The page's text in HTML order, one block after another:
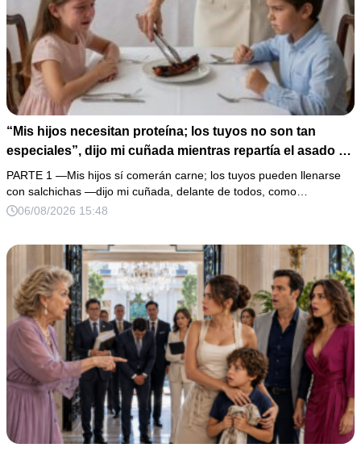
“Mis hijos necesitan proteína; los tuyos no son tan
especiales”, dijo mi cuñada mientras repartía el asado y
hacía llorar a mi hija. Mi esposo me pidió que no armara
un escándalo, así que guardé silencio, terminé un pastel
de boda de 8,000 pesos y coloqué sobre la mesa un
PARTE 1 —Mis hijos sí comerán carne; los tuyos pueden llenarse
con salchichas —dijo mi cuñada, delante de todos, como…
06/08/2026 15:48